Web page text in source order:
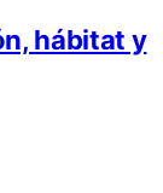
hábitat y